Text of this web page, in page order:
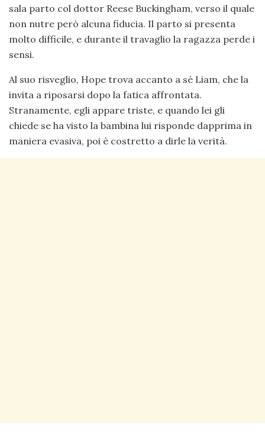
sala parto col dottor Reese Buckingham, verso il quale
non nutre però alcuna fiducia. Il parto si presenta
molto difficile, e durante il travaglio la ragazza perde i
sensi.
Al suo risveglio, Hope trova accanto a sé Liam, che la
invita a riposarsi dopo la fatica affrontata.
Stranamente, egli appare triste, e quando lei gli
chiede se ha visto la bambina lui risponde dapprima in
maniera evasiva, poi è costretto a dirle la verità.